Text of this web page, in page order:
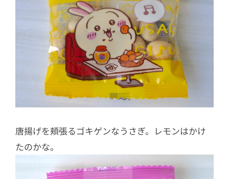
唐揚げを頬張るゴキゲンなうさぎ。レモンはかけ
たのかな。